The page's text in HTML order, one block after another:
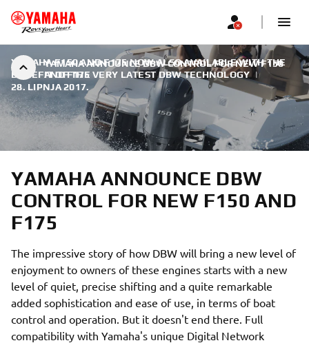
YAMAHA ANNOUNCE DBW CONTROL FOR NEW F150
AND F175
YAMAHA F150 AND F175 NOW ALSO AVAILABLE WITH THE
BENEFIT OF THE VERY LATEST DBW TECHNOLOGY |
28. LIPNJA 2017.
YAMAHA ANNOUNCE DBW
CONTROL FOR NEW F150 AND
F175
The impressive story of how DBW will bring a new level of
enjoyment to owners of these engines starts with a new
level of quiet, precise shifting and a quite remarkable
added sophistication and ease of use, in terms of boat
control and operation. But it doesn't end there. Full
compatibility with Yamaha's unique Digital Network